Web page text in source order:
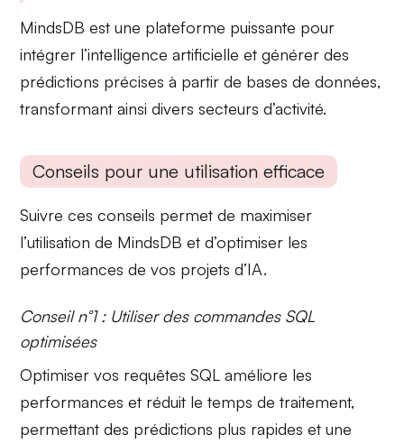
MindsDB est une plateforme puissante pour
intégrer l’intelligence artificielle et générer des
prédictions précises à partir de bases de données,
transformant ainsi divers secteurs d’activité.
Conseils pour une utilisation efficace
Suivre ces conseils permet de maximiser
l’utilisation de MindsDB et d’optimiser les
performances de vos projets d’IA.
Conseil n°1 : Utiliser des commandes SQL
optimisées
Optimiser vos requêtes SQL améliore les
performances et réduit le temps de traitement,
permettant des prédictions plus rapides et une